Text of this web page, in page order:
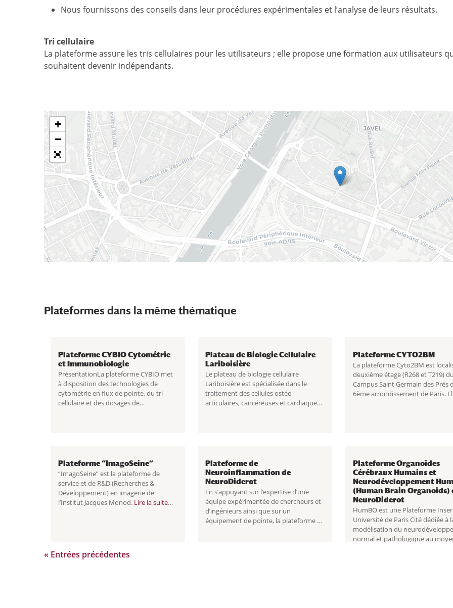
Nous fournissons des conseils dans leur procédures expérimentales et l’analyse de leurs résultats.
Tri cellulaire
La plateforme assure les tris cellulaires pour les utilisateurs ; elle propose une formation aux utilisateurs
souhaitent devenir indépendants.
+
−
Plateformes dans la même thématique
Plateforme CYBIO Cytométrie
et Immunobiologie
PrésentationLa plateforme CYBIO met
à disposition des technologies de
cytométrie en flux de pointe, du tri
cellulaire et des dosages de
Plateau de Biologie Cellulaire
Lariboisière
Le plateau de biologie cellulaire
Lariboisière est spécialisée dans le
traitement des cellules ostéo-
articulaires, cancéreuses et cardiaques.
Plateforme CYTO2BM
La plateforme Cyto2BM est
deuxième étage (R268 et T219)
Campus Saint Germain des Prés
6ème arrondissement de Paris.
Plateforme “ImagoSeine”
“ImagoSeine” est la plateforme de
service et de R&D (Recherches &
Développement) en imagerie de
l’Institut Jacques Monod. Lire la suite
Plateforme de
Neuroinflammation de
NeuroDiderot
En s’appuyant sur l’expertise d’une
équipe expérimentée de chercheurs et
d’ingénieurs ainsi que sur un
équipement de pointe, la plateforme de
Plateforme Organoides
Cérébraux Humains et
Neurodéveloppement
(Human Brain Organoids)
NeuroDiderot
HumBO est une Plateforme
Université de Paris Cité dédiée à
modélisation du
normal et pathologique au
« Entrées précédentes